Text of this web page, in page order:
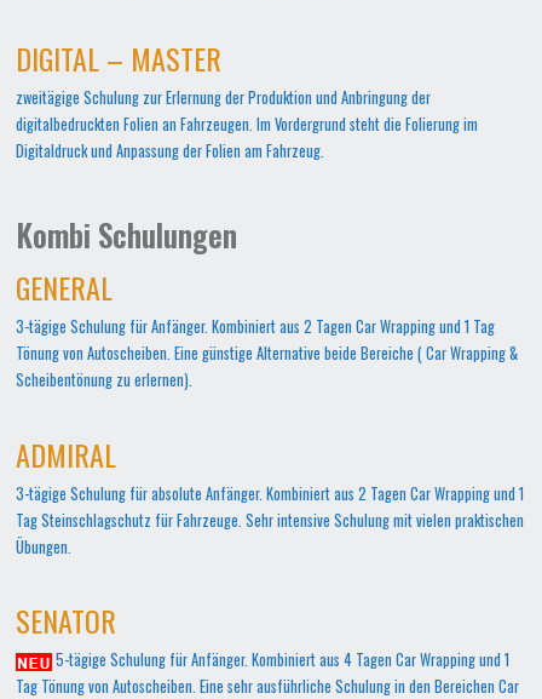
DIGITAL – MASTER
zweitägige Schulung zur Erlernung der Produktion und Anbringung der
digitalbedruckten Folien an Fahrzeugen. Im Vordergrund steht die Folierung im
Digitaldruck und Anpassung der Folien am Fahrzeug.
Kombi Schulungen
GENERAL
3-tägige Schulung für Anfänger. Kombiniert aus 2 Tagen Car Wrapping und 1 Tag
Tönung von Autoscheiben. Eine günstige Alternative beide Bereiche ( Car Wrapping &
Scheibentönung zu erlernen).
ADMIRAL
3-tägige Schulung für absolute Anfänger. Kombiniert aus 2 Tagen Car Wrapping und 1
Tag Steinschlagschutz für Fahrzeuge. Sehr intensive Schulung mit vielen praktischen
Übungen.
SENATOR
5-tägige Schulung für Anfänger. Kombiniert aus 4 Tagen Car Wrapping und 1
Tag Tönung von Autoscheiben. Eine sehr ausführliche Schulung in den Bereichen Car